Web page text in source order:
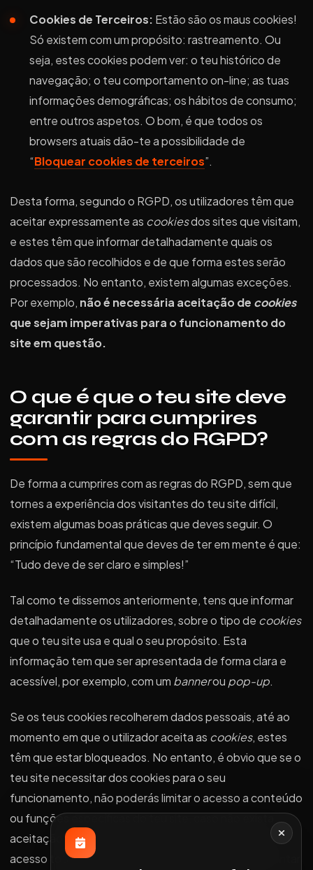
Cookies de Terceiros: Estão são os maus cookies!
Só existem com um propósito: rastreamento. Ou
seja, estes cookies podem ver: o teu histórico de
navegação; o teu comportamento on-line; as tuas
informações demográficas; os hábitos de consumo;
entre outros aspetos. O bom, é que todos os
browsers atuais dão-te a possibilidade de
“Bloquear cookies de terceiros”.
Desta forma, segundo o RGPD, os utilizadores têm que
aceitar expressamente as cookiesdos sites que visitam,
e estes têm que informar detalhadamente quais os
dados que são recolhidos e de que forma estes serão
processados. No entanto, existem algumas exceções.
Por exemplo, não é necessária aceitação de cookies
que sejam imperativas para o funcionamento do
site em questão.
O que é que o teu site deve
garantir para cumprires
com as regras do RGPD?
De forma a cumprires com as regras do RGPD, sem que
tornes a experiência dos visitantes do teu site difícil,
existem algumas boas práticas que deves seguir. O
princípio fundamental que deves de ter em mente é que:
“Tudo deve de ser claro e simples!”
Tal como te dissemos anteriormente, tens que informar
detalhadamente os utilizadores, sobre o tipo de cookies
que o teu site usa e qual o seu propósito. Esta
informação tem que ser apresentada de forma clara e
acessível, por exemplo, com um bannerou pop-up.
Se os teus cookies recolherem dados pessoais, até ao
momento em que o utilizador aceita as cookies, estes
têm que estar bloqueados. No entanto, é obvio que se o
teu site necessitar dos cookies para o seu
funcionamento, não poderás limitar o acesso a conteúdo
ou funções específicas do teu site, caso não exista
aceitação dos cookies
. No entanto, podes limitar o
acesso total ao teu site. Nesse caso, estás a apresentar